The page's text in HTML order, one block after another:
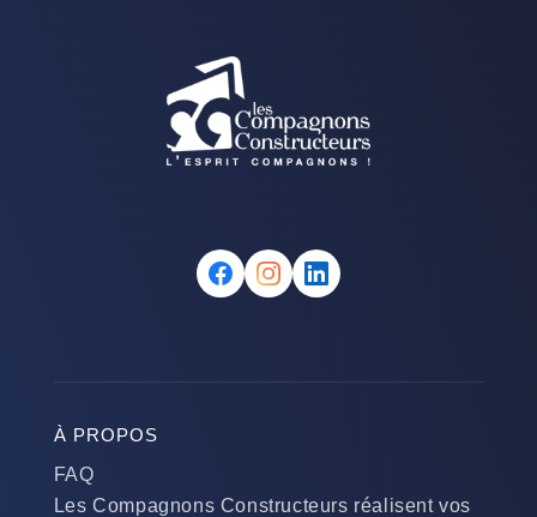
À PROPOS
FAQ
Les Compagnons Constructeurs réalisent vos